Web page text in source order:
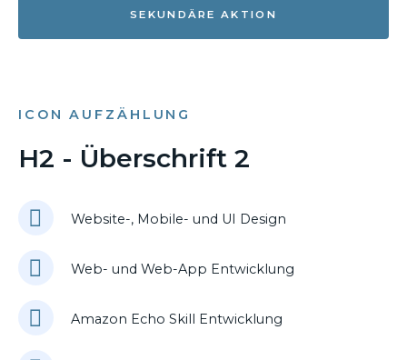
SEKUNDÄRE AKTION
ICON AUFZÄHLUNG
H2 - Überschrift 2
Website-, Mobile- und UI Design
Web- und Web-App Entwicklung
Amazon Echo Skill Entwicklung